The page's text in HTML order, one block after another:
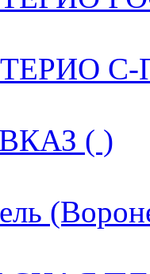
С-
( )